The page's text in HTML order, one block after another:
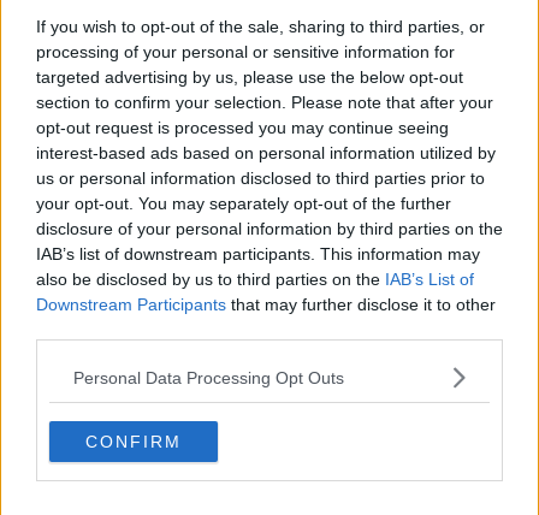
If you wish to opt-out of the sale, sharing to third parties, or
processing of your personal or sensitive information for
targeted advertising by us, please use the below opt-out
section to confirm your selection. Please note that after your
opt-out request is processed you may continue seeing
interest-based ads based on personal information utilized by
us or personal information disclosed to third parties prior to
your opt-out. You may separately opt-out of the further
disclosure of your personal information by third parties on the
IAB’s list of downstream participants. This information may
also be disclosed by us to third parties on the IAB’s List of
Downstream Participants that may further disclose it to other
Personal Data Processing Opt Outs
CONFIRM
Holland har ju fortfarande aldrig vunnit VM så på tiden .. bra
lottning för dem med Tunisien , Japan och ytterliggare ett
uefa lag.
Det är ju Sverige som är i den gruppen (F).
2026-04-26, 22:00
olikasmakeravbajs
Bannlyst
Citat:
Ursprungligen postat avVatos.Locos
Jag hoppas Brasilien vinner - brukar spela kul fotboll.